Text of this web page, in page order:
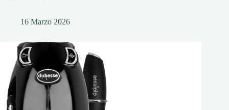
16 Marzo 2026